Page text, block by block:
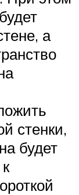
а
стенки,
будет